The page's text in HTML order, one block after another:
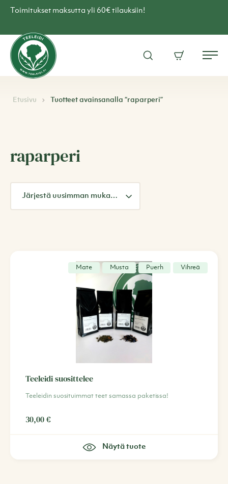
Skip
Toimitukset maksutta yli 60€ tilauksiin!
Teen
verkkokauppa
–
Teeleidi
Avaa
Ostoskori
Etusivu Tuotteet avainsanalla “raparperi”
raparperi
Mate Musta Puerh Vihreä
Teeleidi suosittelee
Teeleidin suosituimmat teet samassa paketissa!
30,00€
Näytä tuote